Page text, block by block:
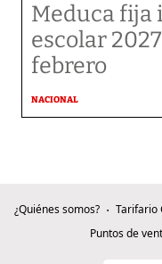
Meduca fija
escolar
febrero
NACIONAL
¿Quiénes somos? Tarifario
Puntos de